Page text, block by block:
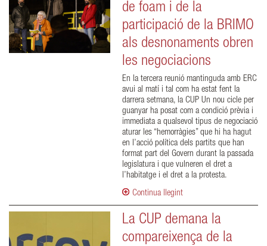
de foam i de la
participació de la BRIMO
als desnonaments obren
les negociacions
En la tercera reunió mantinguda amb ERC
avui al matí i tal com ha estat fent la
darrera setmana, la CUP Un nou cicle per
guanyar ha posat com a condició prèvia i
immediata a qualsevol tipus de negociació
aturar les “hemorràgies” que hi ha hagut
en l’acció política dels partits que han
format part del Govern durant la passada
legislatura i que vulneren el dret a
l’habitatge i el dret a la protesta.
Continua llegint
La CUP demana la
compareixença de la